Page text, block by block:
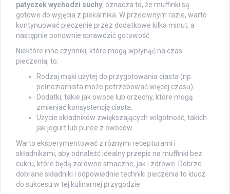
patyczek wychodzi suchy, oznacza to, że muffinki są
gotowe do wyjęcia z piekarnika. W przeciwnym razie, warto
kontynuować pieczenie przez dodatkowe kilka minut, a
następnie ponownie sprawdzić gotowość.
Niektóre inne czynniki, które mogą wpłynąć na czas
pieczenia, to:
Rodzaj mąki użytej do przygotowania ciasta (np.
pełnoziarnista może potrzebować więcej czasu).
Dodatki, takie jak owoce lub orzechy, które mogą
zmieniać konsystencję ciasta.
Użycie składników zwiększających wilgotność, takich
jak jogurt lub puree z owoców.
Warto eksperymentować z różnymi recepturami i
składnikami, aby odnaleźć idealny przepis na muffinki bez
cukru, które będą zarówno smaczne, jak i zdrowe. Dobrze
dobrane składniki i odpowiednie techniki pieczenia to klucz
do sukcesu w tej kulinarnej przygodzie.